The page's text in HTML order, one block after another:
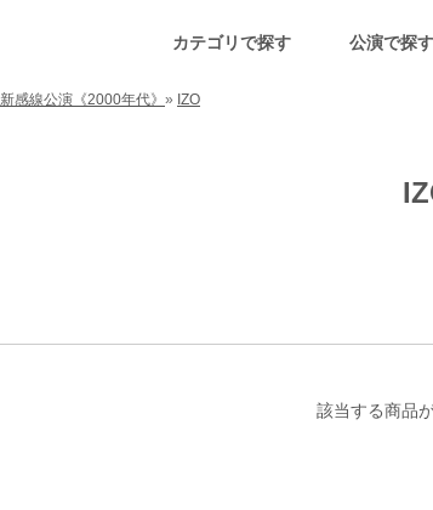
カテゴリで探す 公演で探す
感線公演《2000年代》 » IZO
該当する商品